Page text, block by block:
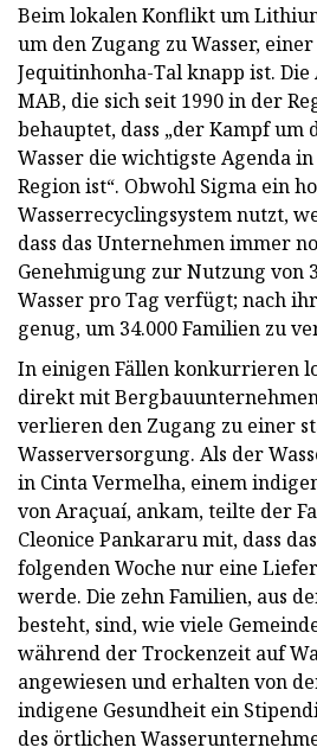
Beim lokalen Konflikt um
um den Zugang zu Wasser,
Jequitinhonha-Tal knapp ist.
MAB, die sich seit 1990 in der
behauptet, dass „der Kampf um
Wasser die wichtigste Agenda
Region ist“. Obwohl Sigma ein
Wasserrecyclingsystem nutzt,
dass das Unternehmen immer
Genehmigung zur Nutzung von
Wasser pro Tag verfügt; nach
genug, um 34.000 Familien zu
In einigen Fällen konkurrieren
direkt mit
verlieren den Zugang zu einer
Wasserversorgung. Als der
in Cinta Vermelha, einem
von Araçuaí, ankam, teilte der
Cleonice Pankararu mit, dass
folgenden Woche nur eine
werde. Die zehn Familien, aus
besteht, sind, wie viele
während der Trockenzeit auf
angewiesen und erhalten von
indigene Gesundheit ein
des örtlichen